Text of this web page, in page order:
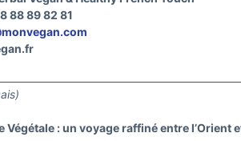
88 89 82 81
Végétale : un voyage raffiné entre l’Orient